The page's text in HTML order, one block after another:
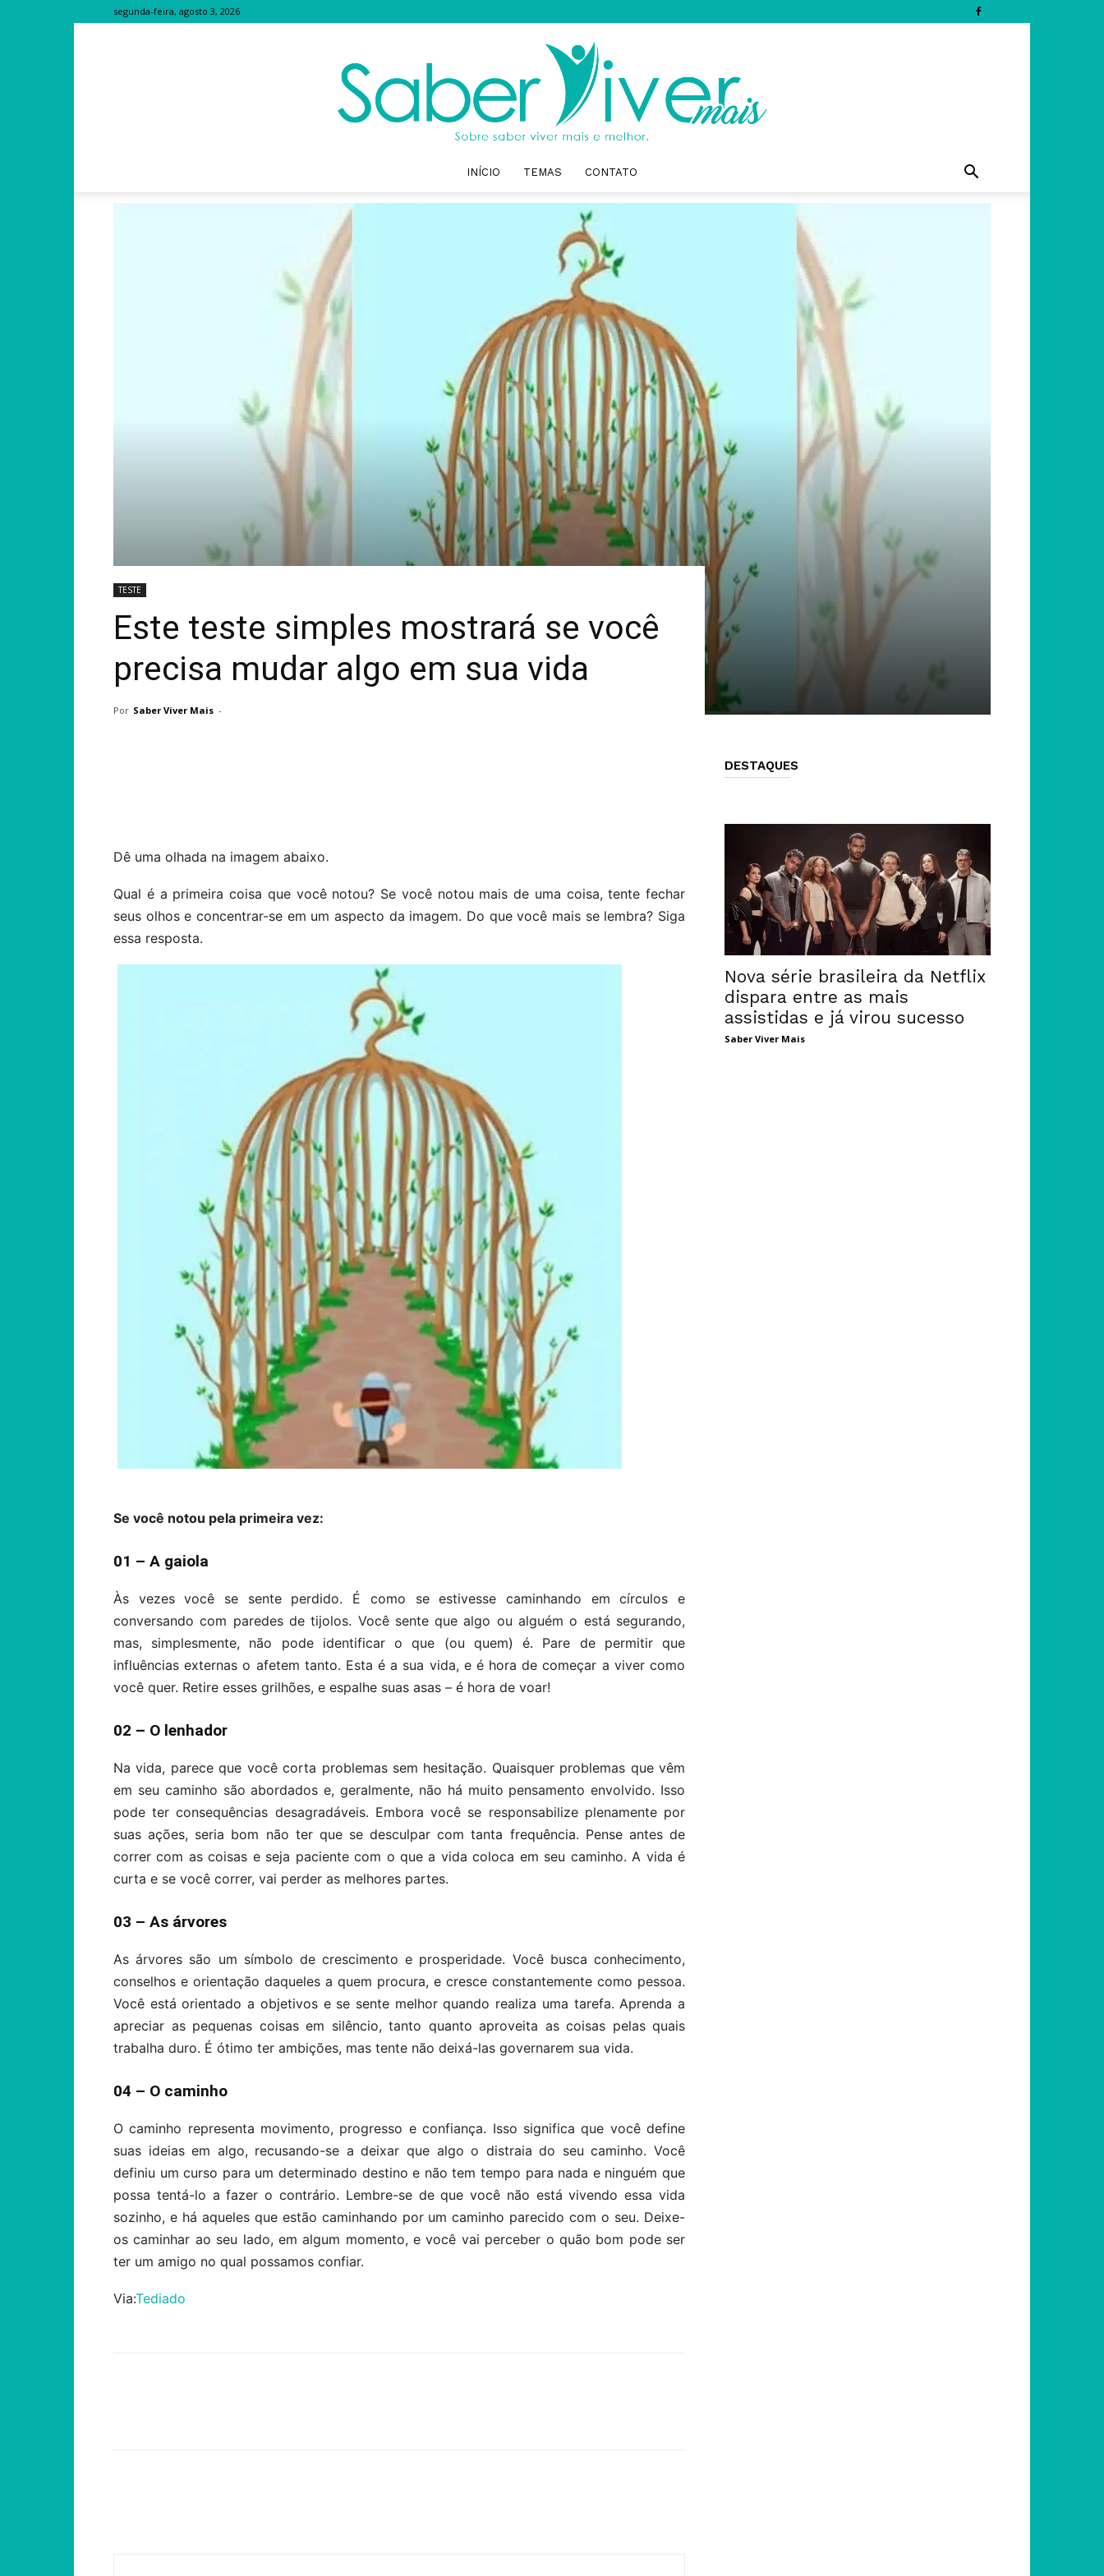
segunda-feira, agosto 3, 2026
Saber
Viver
Mais
INÍCIO TEMAS CONTATO
TESTE
Este teste simples mostrará se você
precisa mudar algo em sua vida
Por Saber Viver Mais -
Dê uma olhada na imagem abaixo.
Qual é a primeira coisa que você notou? Se você notou mais de uma coisa, tente fechar
seus olhos e concentrar-se em um aspecto da imagem. Do que você mais se lembra? Siga
essa resposta.
Se você notou pela primeira vez:
01 – A gaiola
Às vezes você se sente perdido. É como se estivesse caminhando em círculos e
conversando com paredes de tijolos. Você sente que algo ou alguém o está segurando,
mas, simplesmente, não pode identificar o que (ou quem) é. Pare de permitir que
influências externas o afetem tanto. Esta é a sua vida, e é hora de começar a viver como
você quer. Retire esses grilhões, e espalhe suas asas – é hora de voar!
02 – O lenhador
Na vida, parece que você corta problemas sem hesitação. Quaisquer problemas que vêm
em seu caminho são abordados e, geralmente, não há muito pensamento envolvido. Isso
pode ter consequências desagradáveis. Embora você se responsabilize plenamente por
suas ações, seria bom não ter que se desculpar com tanta frequência. Pense antes de
correr com as coisas e seja paciente com o que a vida coloca em seu caminho. A vida é
curta e se você correr, vai perder as melhores partes.
03 – As árvores
As árvores são um símbolo de crescimento e prosperidade. Você busca conhecimento,
conselhos e orientação daqueles a quem procura, e cresce constantemente como pessoa.
Você está orientado a objetivos e se sente melhor quando realiza uma tarefa. Aprenda a
apreciar as pequenas coisas em silêncio, tanto quanto aproveita as coisas pelas quais
trabalha duro. É ótimo ter ambições, mas tente não deixá-las governarem sua vida.
04 – O caminho
O caminho representa movimento, progresso e confiança. Isso significa que você define
suas ideias em algo, recusando-se a deixar que algo o distraia do seu caminho. Você
definiu um curso para um determinado destino e não tem tempo para nada e ninguém que
possa tentá-lo a fazer o contrário. Lembre-se de que você não está vivendo essa vida
sozinho, e há aqueles que estão caminhando por um caminho parecido com o seu. Deixe-
os caminhar ao seu lado, em algum momento, e você vai perceber o quão bom pode ser
ter um amigo no qual possamos confiar.
Via:Tediado
DESTAQUES
Nova série brasileira da Netflix
dispara entre as mais
assistidas e já virou sucesso
Saber Viver Mais